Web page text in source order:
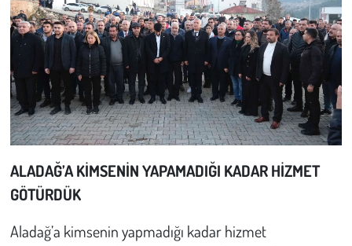
ALADAĞ’A KİMSENİN YAPAMADIĞI KADAR HİZMET
GÖTÜRDÜK
Aladağ’a kimsenin yapmadığı kadar hizmet